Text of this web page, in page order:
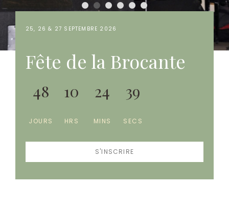
1 2 3 4 5 6
25, 26 & 27 SEPTEMBRE 2026
Fête de la Brocante
48
JOURS
10
HRS
24
MINS
38
SECS
S'INSCRIRE